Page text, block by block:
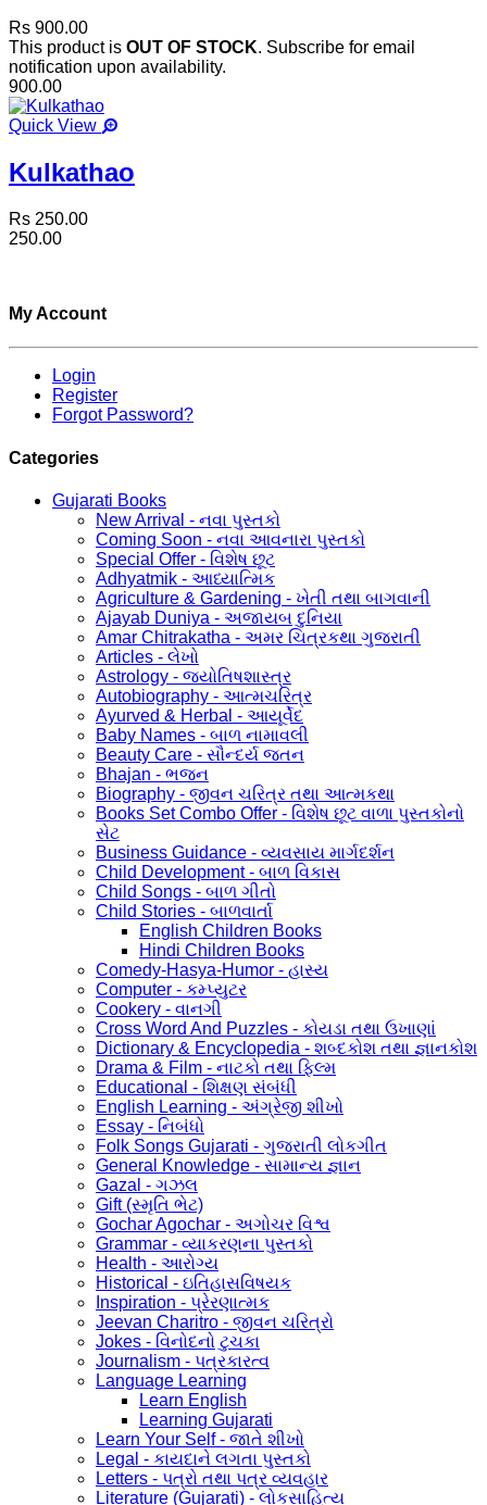
Rs 900.00
This product is OUT OF STOCK. Subscribe for email
notification upon availability.
900.00
Quick View
Kulkathao
Rs 250.00
250.00
My Account
Login
Register
Forgot Password?
Categories
Gujarati Books
New Arrival - નવા પુસ્તકો
Coming Soon - નવા આવનારા પુસ્તકો
Special Offer - વિશેષ છૂટ
Adhyatmik - આધ્યાત્મિક
Agriculture & Gardening - ખેતી તથા બાગવાની
Ajayab Duniya - અજાયબ દુનિયા
Amar Chitrakatha - અમર ચિત્રકથા ગુજરાતી
Articles - લેખો
Astrology - જ્યોતિષશાસ્ત્ર
Autobiography - આત્મચરિત્ર
Ayurved & Herbal - આયૂર્વેદ
Baby Names - બાળ નામાવલી
Beauty Care - સૌન્દર્ય જતન
Bhajan - ભજન
Biography - જીવન ચરિત્ર તથા આત્મકથા
Books Set Combo Offer - વિશેષ છૂટ વાળા પુસ્તકોનો
સેટ
Business Guidance - વ્યવસાય માર્ગદર્શન
Child Development - બાળ વિકાસ
Child Songs - બાળ ગીતો
Child Stories - બાળવાર્તા
English Children Books
Hindi Children Books
Comedy-Hasya-Humor - હાસ્ય
Computer - કમ્પ્યુટર
Cookery - વાનગી
Cross Word And Puzzles - કોયડા તથા ઉખાણાં
Dictionary & Encyclopedia - શબ્દકોશ તથા જ્ઞાનકોશ
Drama & Film - નાટકો તથા ફિલ્મ
Educational - શિક્ષણ સંબંધી
English Learning - અંગ્રેજી શીખો
Essay - નિબંધો
Folk Songs Gujarati - ગુજરાતી લોકગીત
General Knowledge - સામાન્ય જ્ઞાન
Gazal - ગઝલ
Gift (સ્મૃતિ ભેટ)
Gochar Agochar - અગોચર વિશ્વ
Grammar - વ્યાકરણના પુસ્તકો
Health - આરોગ્ય
Historical - ઇતિહાસવિષયક
Inspiration - પ્રેરણાત્મક
Jeevan Charitro - જીવન ચરિત્રો
Jokes - વિનોદનો ટુચકા
Journalism - પત્રકારત્વ
Language Learning
Learn English
Learning Gujarati
Learn Your Self - જાતે શીખો
Legal - કાયદાને લગતા પુસ્તકો
Letters - પત્રો તથા પત્ર વ્યવહાર
Literature (Gujarati) - લોકસાહિત્ય